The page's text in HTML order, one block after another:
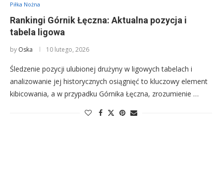
Piłka Nożna
Rankingi Górnik Łęczna: Aktualna pozycja i
tabela ligowa
by Oska 10 lutego, 2026
Śledzenie pozycji ulubionej drużyny w ligowych tabelach i
analizowanie jej historycznych osiągnięć to kluczowy element
kibicowania, a w przypadku Górnika Łęczna, zrozumienie …